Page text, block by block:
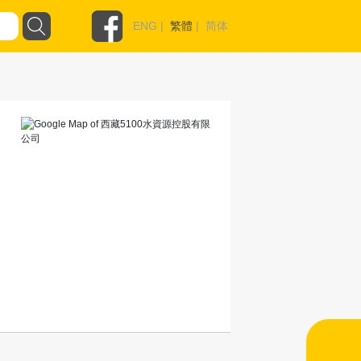
ENG | 繁體 | 简体